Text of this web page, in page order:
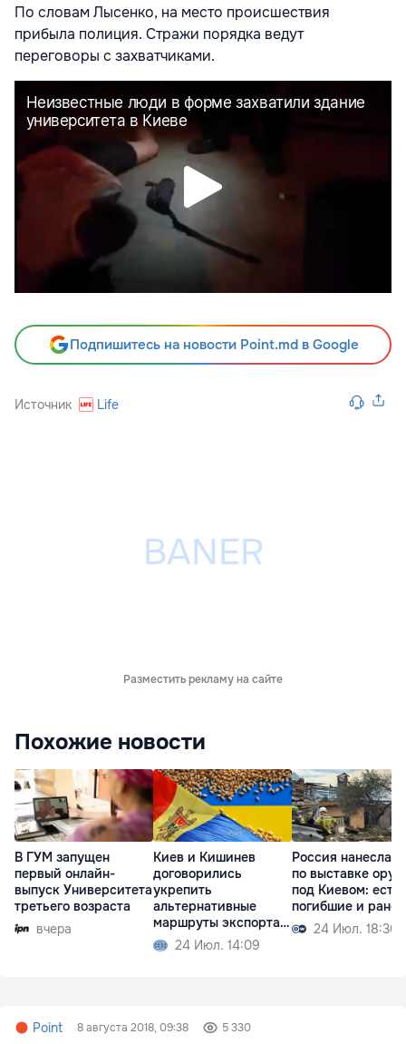
По словам Лысенко, на место происшествия
прибыла полиция. Стражи порядка ведут
переговоры с захватчиками.
Подпишитесь на новости Point.md в Google
Источник Life
Разместить рекламу на сайте
Похожие новости
В ГУМ запущен
первый онлайн-
выпуск Университета
третьего возраста
вчера
Киев и Кишинев
договорились
укрепить
альтернативные
маршруты экспорта
зерна24 Июл. 14:09
Россия нанесла
по выставке
под Киевом: есть
погибшие и
24 Июл. 18:30
Point 8 августа 2018, 09:38 5 330